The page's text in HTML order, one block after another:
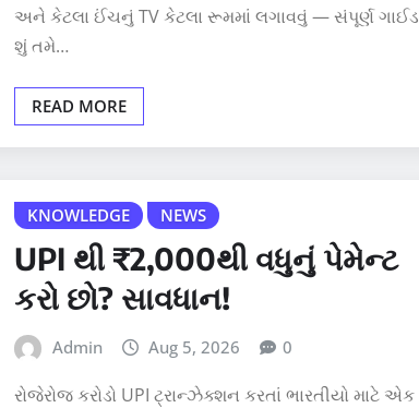
અને કેટલા ઈંચનું TV કેટલા રૂમમાં લગાવવું — સંપૂર્ણ ગાઈડ
શું તમે…
READ MORE
KNOWLEDGE NEWS
UPI થી ₹2,000થી વધુનું પેમેન્ટ
કરો છો? સાવધાન!
Admin Aug 5, 2026 0
રોજેરોજ કરોડો UPI ટ્રાન્ઝેક્શન કરતાં ભારતીયો માટે એક